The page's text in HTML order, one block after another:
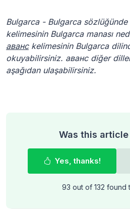
Bulgarca - Bulgarca
kelimesinin Bulgarca manası
авансkelimesinin Bulgarca
okuyabilirsiniz. аванс diğer
aşağıdan ulaşabilirsiniz.
Was this
Yes, thanks!
93 out of 132 found